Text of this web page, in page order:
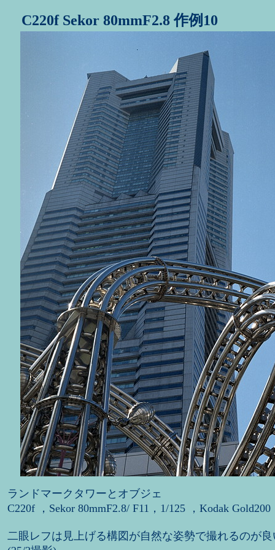
C220f Sekor 80mmF2.8 作例10
ランドマークタワーとオブジェ
C220f ，Sekor 80mmF2.8/ F11，1/125 ，Kodak Gold200
二眼レフは見上げる構図が自然な姿勢で撮れるのが良